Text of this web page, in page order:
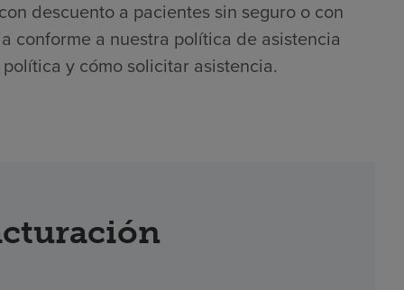
descuento a pacientes sin seguro o con
conforme a nuestra política de asistencia
y cómo solicitar asistencia.